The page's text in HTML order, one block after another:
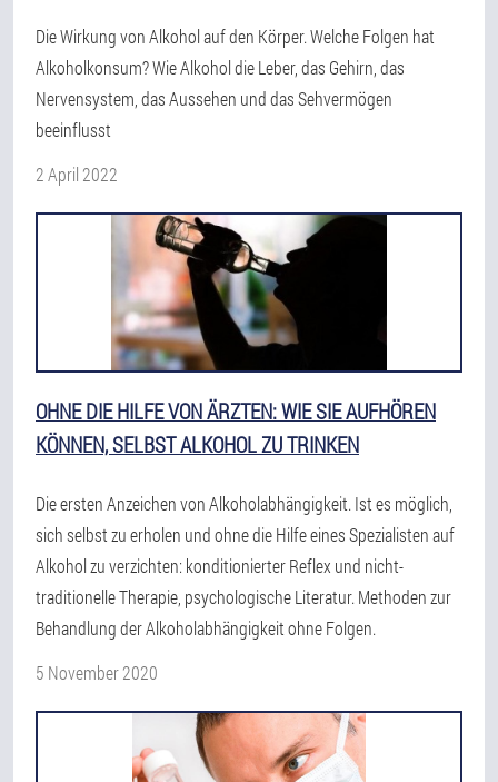
Die Wirkung von Alkohol auf den Körper. Welche Folgen hat
Alkoholkonsum? Wie Alkohol die Leber, das Gehirn, das
Nervensystem, das Aussehen und das Sehvermögen
beeinflusst
2 April 2022
OHNE DIE HILFE VON ÄRZTEN: WIE SIE AUFHÖREN
KÖNNEN, SELBST ALKOHOL ZU TRINKEN
Die ersten Anzeichen von Alkoholabhängigkeit. Ist es möglich,
sich selbst zu erholen und ohne die Hilfe eines Spezialisten auf
Alkohol zu verzichten: konditionierter Reflex und nicht-
traditionelle Therapie, psychologische Literatur. Methoden zur
Behandlung der Alkoholabhängigkeit ohne Folgen.
5 November 2020